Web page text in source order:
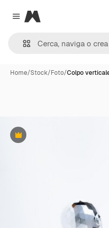
Close menu
Magnific
Home/Stock/Foto/Colpo
Premium